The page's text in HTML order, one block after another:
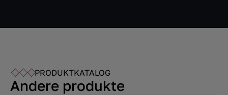
PRODUKTKATALOG
Andere produkte